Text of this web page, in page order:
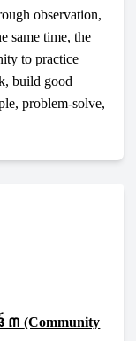
observation,
same time, the
to practice
build good
problem-solve,
ន៍ ៣(Community